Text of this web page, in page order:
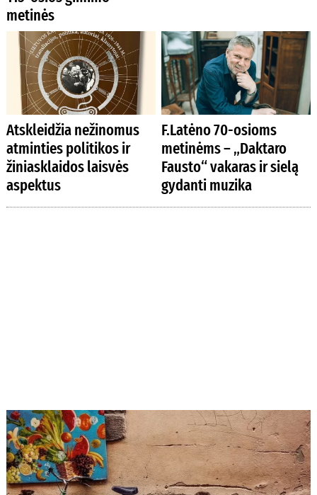
metinės
Atskleidžia nežinomus
atminties politikos ir
žiniasklaidos laisvės
aspektus
F.Latėno 70-osioms
metinėms – „Daktaro
Fausto“ vakaras ir sielą
gydanti muzika